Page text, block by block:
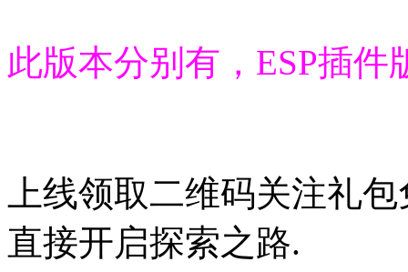
此版本分别有，ESP插
上线领取二维码关注礼
直接开启探索之路.